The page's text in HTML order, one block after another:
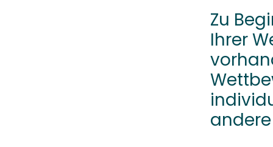
Zu
Ihrer